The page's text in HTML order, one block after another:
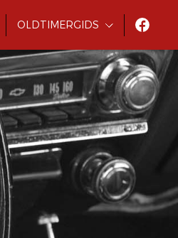
OLDTIMERGIDS